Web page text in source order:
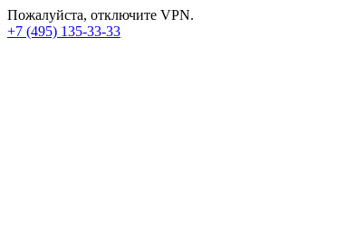
Пожалуйста, отключите VPN.
+7 (495) 135-33-33